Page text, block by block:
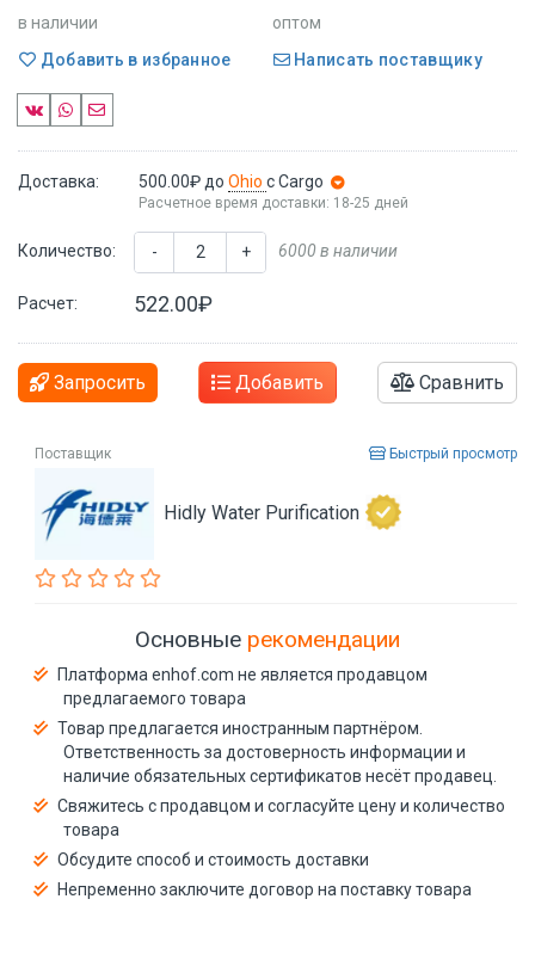
в наличии
оптом
Добавить в избранное
Написать поставщику
Доставка: 500.00₽ до Ohio с Cargo
Расчетное время доставки: 18-25 дней
Количество: - + 6000 в наличии
Расчет: 522.00₽
Запросить Добавить Сравнить
Поставщик Быстрый просмотр
Hidly Water Purification
Основные рекомендации
Платформа enhof.com не является продавцом
предлагаемого товара
Товар предлагается иностранным партнёром.
Ответственность за достоверность информации и
наличие обязательных сертификатов несёт продавец.
Свяжитесь с продавцом и согласуйте цену и количество
товара
Обсудите способ и стоимость доставки
Непременно заключите договор на поставку товара